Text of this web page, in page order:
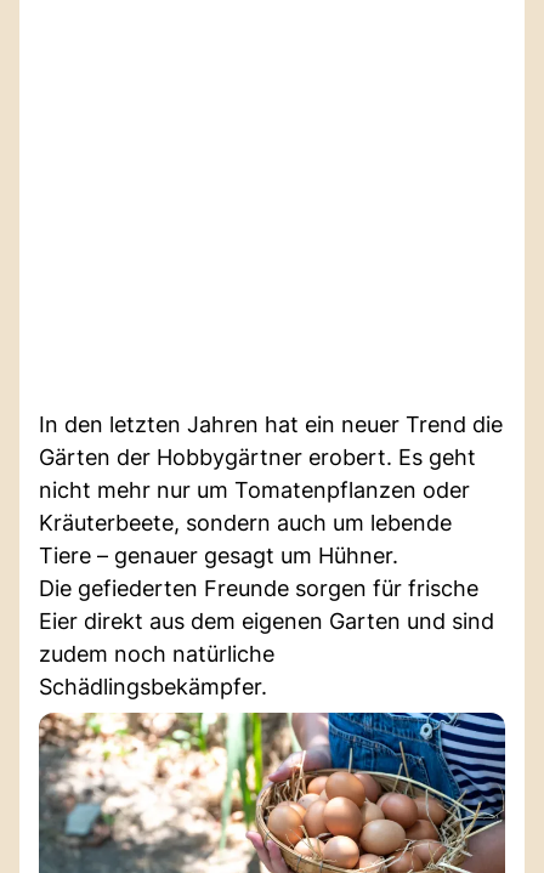
In den letzten Jahren hat ein neuer Trend die
Gärten der Hobbygärtner erobert. Es geht
nicht mehr nur um Tomatenpflanzen oder
Kräuterbeete, sondern auch um lebende
Tiere – genauer gesagt um Hühner.
Die gefiederten Freunde sorgen für frische
Eier direkt aus dem eigenen Garten und sind
zudem noch natürliche
Schädlingsbekämpfer.